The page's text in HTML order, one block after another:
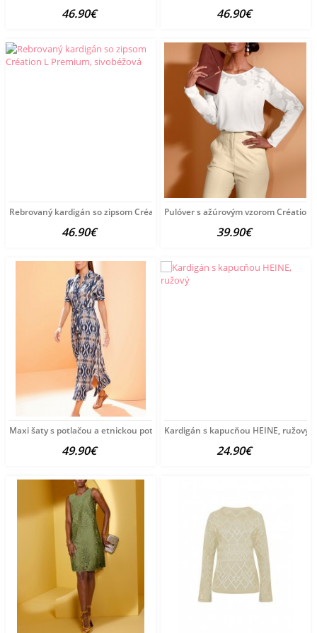
46.90€ 46.90€
Rebrovaný kardigán so zipsom Création L Premium, sivobéžová
46.90€
Pulóver s ažúrovým vzorom Création
39.90€
Maxi šaty s potlačou a etnickou potlačou HEINE, viacfarebné
49.90€
Kardigán s kapucňou HEINE, ružový
24.90€